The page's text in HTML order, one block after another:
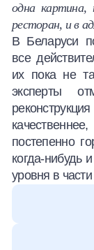
одна
ресторан, и в
В Беларуси
все
их пока не
эксперты
постепенно
когда-нибудь
уровня в